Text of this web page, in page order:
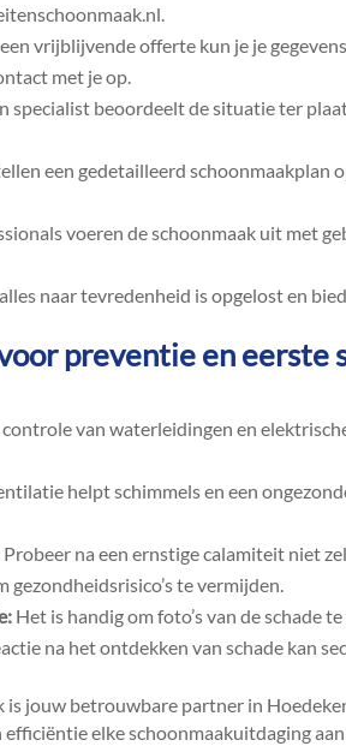
vrijblijvende offerte kun je je
met je op.​
specialist beoordeelt de situatie ter
een gedetailleerd schoonmaakplan
voeren de schoonmaak uit met
naar tevredenheid is opgelost en
preventie en eerste
controle van waterleidingen en
helpt schimmels en een
Probeer na een ernstige calamiteit niet
gezondheidsrisico’s te vermijden.​
Het is handig om foto’s van de schade
na het ontdekken van schade kan
is jouw betrouwbare partner in
elke schoonmaakuitdaging